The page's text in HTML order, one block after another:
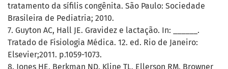
tratamento da sífilis congênita. São Paulo: Sociedade
Brasileira de Pediatria; 2010.
7. Guyton AC, Hall JE. Gravidez e lactação. In: ______.
Tratado de Fisiologia Médica. 12. ed. Rio de Janeiro:
Elsevier;2011. p.1059-1073.
8. Jones HE, Berkman ND, Kline TL, Ellerson RM, Browner